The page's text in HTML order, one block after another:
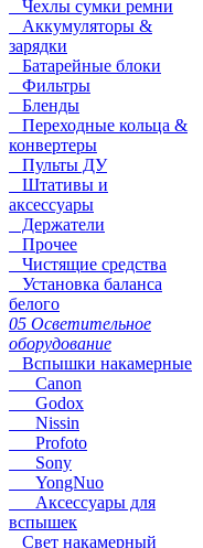
Чехлы сумки ремни
Аккумуляторы &
зарядки
Батарейные блоки
Фильтры
Бленды
Переходные кольца &
конвертеры
Пульты ДУ
Штативы и
аксессуары
Держатели
Прочее
Чистящие средства
Установка баланса
белого
05 Осветительное
оборудование
Вспышки накамерные
Canon
Godox
Nissin
Profoto
Sony
YongNuo
Аксессуары для
вспышек
Свет накамерный